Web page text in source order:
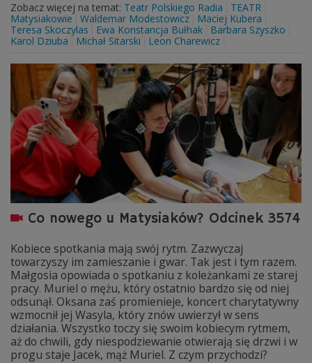
Zobacz więcej na temat: Teatr Polskiego Radia
TEATR
Matysiakowie
Waldemar Modestowicz
Maciej Kubera
Teresa Skoczylas
Ewa Konstancja Bułhak
Barbara Szyszko
Karol Dziuba
Michał Sitarski Leon Charewicz
Co nowego u Matysiaków? Odcinek 3574
Kobiece spotkania mają swój rytm. Zazwyczaj
towarzyszy im zamieszanie i gwar. Tak jest i tym razem.
Małgosia opowiada o spotkaniu z koleżankami ze starej
pracy. Muriel o mężu, który ostatnio bardzo się od niej
odsunął. Oksana zaś promienieje, koncert charytatywny
wzmocnił jej Wasyla, który znów uwierzył w sens
działania. Wszystko toczy się swoim kobiecym rytmem,
aż do chwili, gdy niespodziewanie otwierają się drzwi i w
progu staje Jacek, mąż Muriel. Z czym przychodzi?